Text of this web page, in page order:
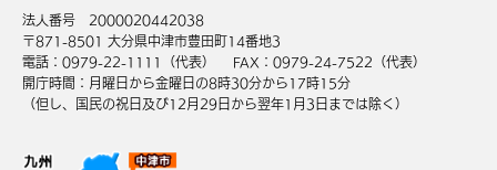
中津市へのアクセス
法人番号 2000020442038
〒871-8501 大分県中津市豊田町14番地3
電話：0979-22-1111（代表）
FAX：0979-24-7522（代表）
開庁時間：月曜日から金曜日の8時30分から17時15分
（但し、国民の祝日及び12月29日から翌年1月3日までは除く）